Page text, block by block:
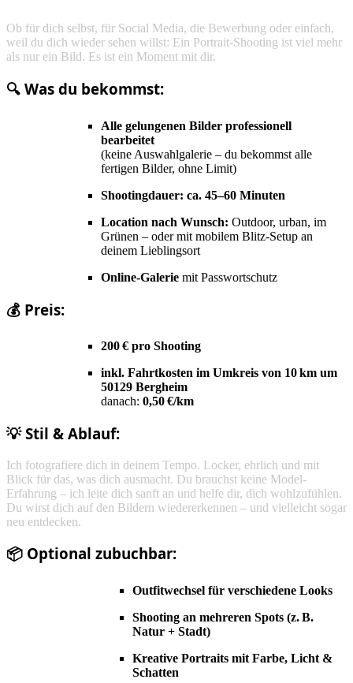
Ob für dich selbst, für Social Media, die Bewerbung oder einfach,
weil du dich wieder sehen willst: Ein Portrait-Shooting ist viel mehr
als nur ein Bild. Es ist ein Moment mit dir.
🔍 Was du bekommst:
Alle gelungenen Bilder professionell
bearbeitet
(keine Auswahlgalerie – du bekommst alle
fertigen Bilder, ohne Limit)
Shootingdauer: ca. 45–60 Minuten
Location nach Wunsch: Outdoor, urban, im
Grünen – oder mit mobilem Blitz-Setup an
deinem Lieblingsort
Online-Galerie mit Passwortschutz
💰 Preis:
200 € pro Shooting
inkl. Fahrtkosten im Umkreis von 10 km um
50129 Bergheim
danach: 0,50 €/km
💡 Stil & Ablauf:
Ich fotografiere dich in deinem Tempo. Locker, ehrlich und mit
Blick für das, was dich ausmacht. Du brauchst keine Model-
Erfahrung – ich leite dich sanft an und helfe dir, dich wohlzufühlen.
Du wirst dich auf den Bildern wiedererkennen – und vielleicht sogar
neu entdecken.
📦 Optional zubuchbar:
Outfitwechsel für verschiedene Looks
Shooting an mehreren Spots (z. B.
Natur + Stadt)
Kreative Portraits mit Farbe, Licht &
Schatten